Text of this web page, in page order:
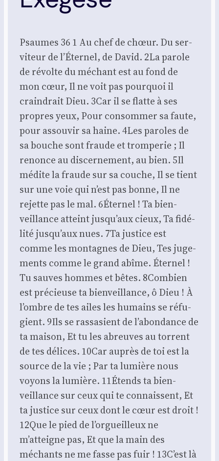
Psaumes 36 1 Au chef de chœur. Du ser­
vi­teur de l’Éternel, de David. 2La parole
de révolte du méchant est au fond de
mon cœur, Il ne voit pas pour­quoi il
crain­drait Dieu. 3Car il se flatte à ses
propres yeux, Pour consom­mer sa faute,
pour assou­vir sa haine. 4Les paroles de
sa bouche sont fraude et trom­pe­rie ; Il
renonce au dis­cer­ne­ment, au bien. 5Il
médite la fraude sur sa couche, Il se tient
sur une voie qui n’est pas bonne, Il ne
rejette pas le mal. 6Éternel ! Ta bien­
veillance atteint jusqu’aux cieux, Ta fidé­
li­té jusqu’aux nues. 7Ta jus­tice est
comme les mon­tagnes de Dieu, Tes juge­
ments comme le grand abîme. Éter­nel !
Tu sauves hommes et bêtes. 8Combien
est pré­cieuse ta bien­veillance, ô Dieu ! À
l’ombre de tes ailes les humains se réfu­
gient. 9Ils se ras­sa­sient de l’abondance de
ta mai­son, Et tu les abreuves au tor­rent
de tes délices. 10Car auprès de toi est la
source de la vie ; Par ta lumière nous
voyons la lumière. 11Étends ta bien­
veillance sur ceux qui te connaissent, Et
ta jus­tice sur ceux dont le cœur est droit !
12Que le pied de l’orgueilleux ne
m’atteigne pas, Et que la main des
méchants ne me fasse pas fuir ! 13C’est là